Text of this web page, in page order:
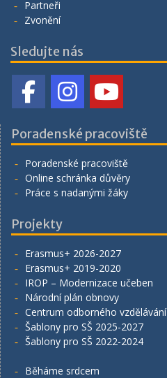
Partneři
Zvonění
Sledujte nás
Poradenské pracoviště
Poradenské pracoviště
Online schránka důvěry
Práce s nadanými žáky
Projekty
Erasmus+ 2026-2027
Erasmus+ 2019-2020
IROP – Modernizace učeben
Národní plán obnovy
Centrum odborného vzdělávání
Šablony pro SŠ 2025-2027
Šablony pro SŠ 2022-2024
Běháme srdcem